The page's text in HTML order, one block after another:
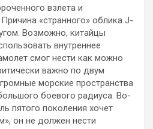
взлета и
«странного» облика J-
Возможно, китайцы
внутреннее
смог нести как можно
важно по двум
морские пространства
боевого радиуса. Во-
пятого поколения хочет
он не должен нести